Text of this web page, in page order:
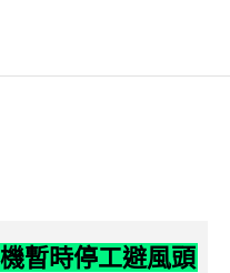
暫時停工避風頭